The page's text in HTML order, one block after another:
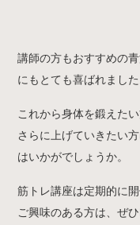
講師の方もおすすめの
にもとても喜ばれました
これから身体を鍛えた
さらに上げていきたい
はいかがでしょうか。
筋トレ講座は定期的に開
ご興味のある方は、ぜ